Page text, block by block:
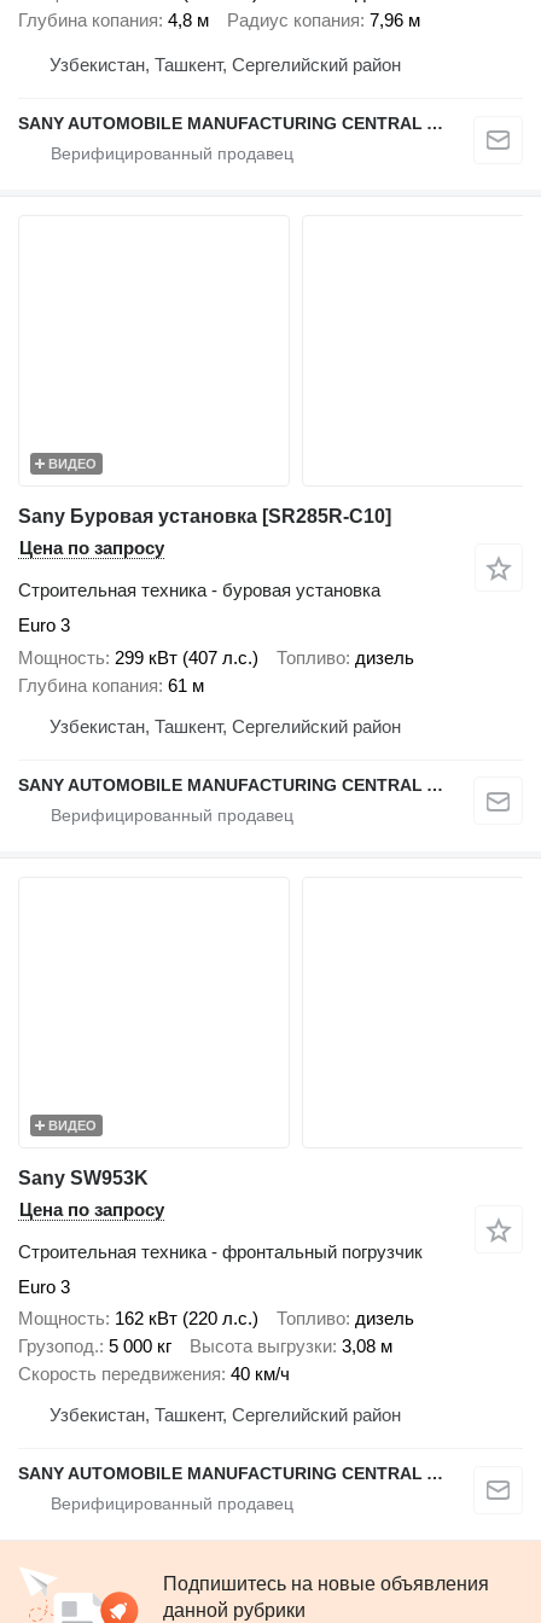
Глубина копания 4,8 м Радиус копания 7,96 м
Узбекистан, Ташкент, Сергелийский район
SANY AUTOMOBILE MANUFACTURING CENTRAL ASIA
ВИДЕО
Sany Буровая установка [SR285R-C10]
Цена по запросу
Строительная техника - буровая установка
Euro 3
Мощность 299 кВт (407 л.с.) Топливо дизель
Глубина копания 61 м
Узбекистан, Ташкент, Сергелийский район
SANY AUTOMOBILE MANUFACTURING CENTRAL ASIA
ВИДЕО
Sany SW953K
Цена по запросу
Строительная техника - фронтальный погрузчик
Euro 3
Мощность 162 кВт (220 л.с.) Топливо дизель
Грузопод. 5 000 кг Высота выгрузки 3,08 м
Скорость передвижения 40 км/ч
Узбекистан, Ташкент, Сергелийский район
SANY AUTOMOBILE MANUFACTURING CENTRAL ASIA
Подпишитесь на новые объявления
данной рубрики